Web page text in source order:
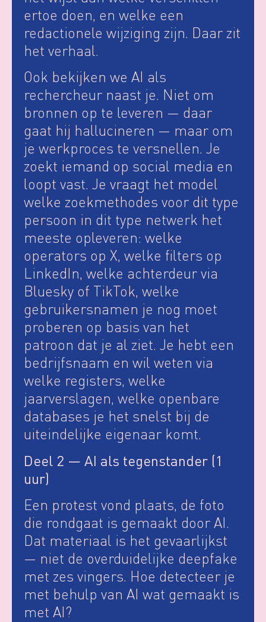
ertoe doen, en welke een
redactionele wijziging zijn. Daar zit
het verhaal.
Ook bekijken we AI als
rechercheur naast je. Niet om
bronnen op te leveren — daar
gaat hij hallucineren — maar om
je werkproces te versnellen. Je
zoekt iemand op social media en
loopt vast. Je vraagt het model
welke zoekmethodes voor dit type
persoon in dit type netwerk het
meeste opleveren: welke
operators op X, welke filters op
LinkedIn, welke achterdeur via
Bluesky of TikTok, welke
gebruikersnamen je nog moet
proberen op basis van het
patroon dat je al ziet. Je hebt een
bedrijfsnaam en wil weten via
welke registers, welke
jaarverslagen, welke openbare
databases je het snelst bij de
uiteindelijke eigenaar komt.
Deel 2 — AI als tegenstander (1
uur)
Een protest vond plaats, de foto
die rondgaat is gemaakt door AI.
Dat materiaal is het gevaarlijkst
— niet de overduidelijke deepfake
met zes vingers. Hoe detecteer je
met behulp van AI wat gemaakt is
met AI?